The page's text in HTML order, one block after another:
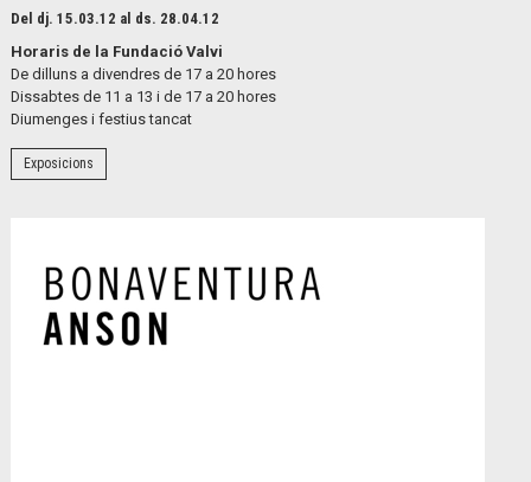
Del dj. 15.03.12 al ds. 28.04.12
Horaris de la Fundació Valvi
De dilluns a divendres de 17 a 20 hores
Dissabtes de 11 a 13 i de 17 a 20 hores
Diumenges i festius tancat
Exposicions